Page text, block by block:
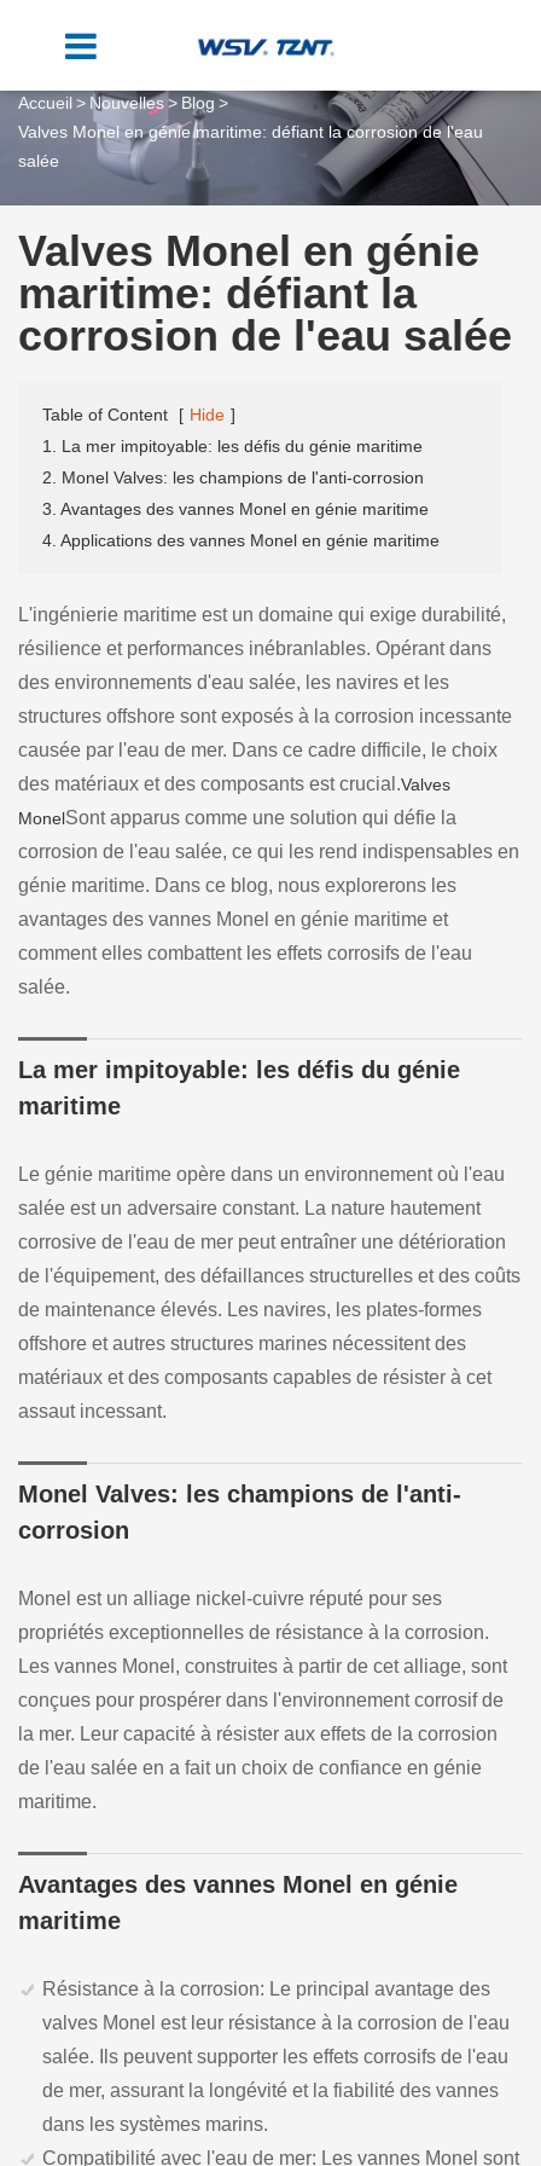
Accueil Nouvelles
Blog
Valves Monel en génie maritime: défiant la corrosion de l'eau
salée
Valves Monel en génie
maritime: défiant la
corrosion de l'eau salée
Table of Content [ Hide ]
1. La mer impitoyable: les défis du génie maritime
2. Monel Valves: les champions de l'anti-corrosion
3. Avantages des vannes Monel en génie maritime
4. Applications des vannes Monel en génie maritime
L'ingénierie maritime est un domaine qui exige durabilité,
résilience et performances inébranlables. Opérant dans
des environnements d'eau salée, les navires et les
structures offshore sont exposés à la corrosion incessante
causée par l'eau de mer. Dans ce cadre difficile, le choix
des matériaux et des composants est crucial.Valves
MonelSont apparus comme une solution qui défie la
corrosion de l'eau salée, ce qui les rend indispensables en
génie maritime. Dans ce blog, nous explorerons les
avantages des vannes Monel en génie maritime et
comment elles combattent les effets corrosifs de l'eau
salée.
La mer impitoyable: les défis du génie
maritime
Le génie maritime opère dans un environnement où l'eau
salée est un adversaire constant. La nature hautement
corrosive de l'eau de mer peut entraîner une détérioration
de l'équipement, des défaillances structurelles et des coûts
de maintenance élevés. Les navires, les plates-formes
offshore et autres structures marines nécessitent des
matériaux et des composants capables de résister à cet
assaut incessant.
Monel Valves: les champions de l'anti-
corrosion
Monel est un alliage nickel-cuivre réputé pour ses
propriétés exceptionnelles de résistance à la corrosion.
Les vannes Monel, construites à partir de cet alliage, sont
conçues pour prospérer dans l'environnement corrosif de
la mer. Leur capacité à résister aux effets de la corrosion
de l'eau salée en a fait un choix de confiance en génie
maritime.
Avantages des vannes Monel en génie
maritime
Résistance à la corrosion: Le principal avantage des
valves Monel est leur résistance à la corrosion de l'eau
salée. Ils peuvent supporter les effets corrosifs de l'eau
de mer, assurant la longévité et la fiabilité des vannes
dans les systèmes marins.
Compatibilité avec l'eau de mer: Les vannes Monel sont